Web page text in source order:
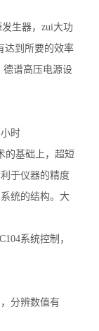
生器，zui大功
达到所要的效率
德谱高压电源设
时
基础上，超短
于仪器的精度
统的结构。大
系统控制，
分辨数值有